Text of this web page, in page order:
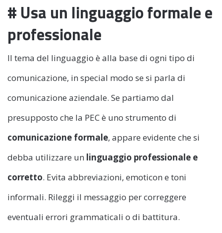
# Usa un linguaggio formale e
professionale
Il tema del linguaggio è alla base di ogni tipo di
comunicazione, in special modo se si parla di
comunicazione aziendale. Se partiamo dal
presupposto che la PEC è uno strumento di
comunicazione formale, appare evidente che si
debba utilizzare un linguaggio professionale e
corretto. Evita abbreviazioni, emoticon e toni
informali. Rileggi il messaggio per correggere
eventuali errori grammaticali o di battitura.